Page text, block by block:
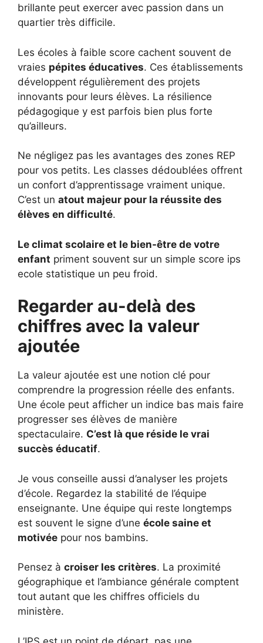
brillante peut exercer avec passion dans un
quartier très difficile.
Les écoles à faible score cachent souvent de
vraies pépites éducatives. Ces établissements
développent régulièrement des projets
innovants pour leurs élèves. La résilience
pédagogique y est parfois bien plus forte
qu’ailleurs.
Ne négligez pas les avantages des zones REP
pour vos petits. Les classes dédoublées offrent
un confort d’apprentissage vraiment unique.
C’est un atout majeur pour la réussite des
élèves en difficulté.
Le climat scolaire et le bien-être de votre
enfant priment souvent sur un simple score ips
ecole statistique un peu froid.
Regarder au-delà des
chiffres avec la valeur
ajoutée
La valeur ajoutée est une notion clé pour
comprendre la progression réelle des enfants.
Une école peut afficher un indice bas mais faire
progresser ses élèves de manière
spectaculaire. C’est là que réside le vrai
succès éducatif.
Je vous conseille aussi d’analyser les projets
d’école. Regardez la stabilité de l’équipe
enseignante. Une équipe qui reste longtemps
est souvent le signe d’une école saine et
motivée pour nos bambins.
Pensez à croiser les critères. La proximité
géographique et l’ambiance générale comptent
tout autant que les chiffres officiels du
ministère.